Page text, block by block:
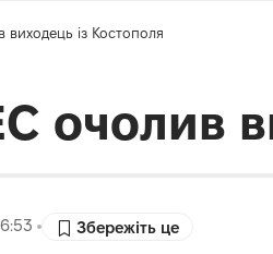
виходець із Костополя
очолив